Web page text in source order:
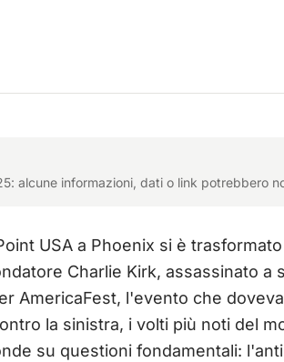
alcune informazioni, dati o link potrebbero
USA a Phoenix si è
Charlie Kirk, assassinato a
AmericaFest, l'evento che
la sinistra, i volti più noti del
su questioni fondamentali: